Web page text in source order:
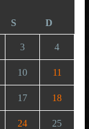
S D
3 4
10 11
17 18
24 25